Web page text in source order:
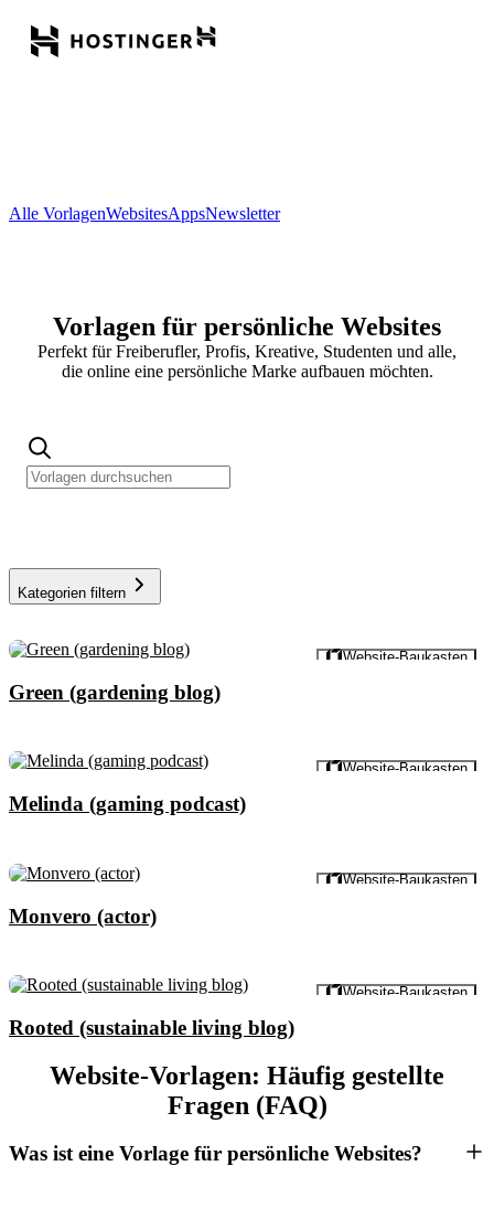
Alle VorlagenWebsitesAppsNewsletter
Vorlagen für persönliche Websites
Perfekt für Freiberufler, Profis, Kreative, Studenten und alle,
die online eine persönliche Marke aufbauen möchten.
Kategorien filtern
Website-Baukasten
Green (gardening blog)
Website-Baukasten
Melinda (gaming podcast)
Website-Baukasten
Monvero (actor)
Vorschau Website-Baukasten
Rooted (sustainable living blog)
Website-Vorlagen: Häufig gestellte
Fragen (FAQ)
Was ist eine Vorlage für persönliche Websites?